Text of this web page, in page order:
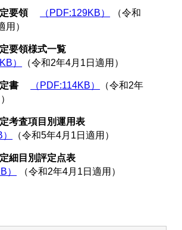
要領 （PDF:129KB）
（令和
用）
要領様式一覧
）
（令和2年4月1日適用）
書 （PDF:114KB）
（令和2年
考査項目別運用表
（令和5年4月1日適用）
細目別評定点表
）
（令和2年4月1日適用）